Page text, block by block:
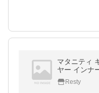
マタニティ
ヤー インナ
ャミ 産前産
色 出産準備
Resty